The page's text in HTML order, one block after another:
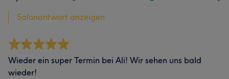
Salonantwort anzeigen
Wieder ein super Termin bei Ali! Wir sehen uns bald
wieder!